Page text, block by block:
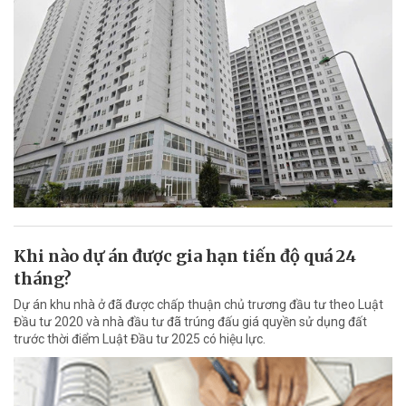
Khi nào dự án được gia hạn tiến độ quá 24
tháng?
Dự án khu nhà ở đã được chấp thuận chủ trương đầu tư theo Luật
Đầu tư 2020 và nhà đầu tư đã trúng đấu giá quyền sử dụng đất
trước thời điểm Luật Đầu tư 2025 có hiệu lực.